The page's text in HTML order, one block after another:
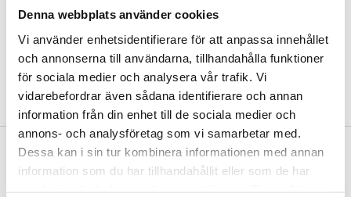
Denna webbplats använder cookies
Vi använder enhetsidentifierare för att anpassa innehållet
och annonserna till användarna, tillhandahålla funktioner
för sociala medier och analysera vår trafik. Vi
vidarebefordrar även sådana identifierare och annan
information från din enhet till de sociala medier och
annons- och analysföretag som vi samarbetar med.
Dessa kan i sin tur kombinera informationen med annan
information som du har tillhandahållit eller som de har
Arvostele tuotteita
Toivelistat
LUO ASIAKAS
ILMAINEN TOIMITUS YLI 50 €